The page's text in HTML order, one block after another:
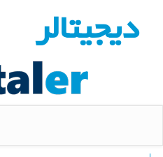
دیجیتالر